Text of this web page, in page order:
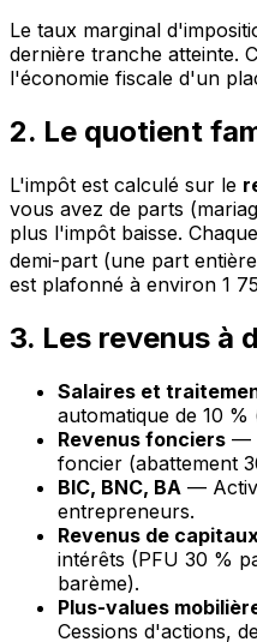
Le taux marginal
dernière tranche atteinte.
l'économie fiscale d'un
2. Le quotient
L'impôt est calculé sur le
vous avez de parts
plus l'impôt baisse.
demi-part (une part
est plafonné à environ 1
3. Les revenus à
Salaires et
automatique de 10
Revenus fonciers —
foncier (abattement
BIC, BNC, BA —
entrepreneurs.
Revenus de
intérêts (PFU 30 %
barème).
Plus-values
Cessions d'actions,